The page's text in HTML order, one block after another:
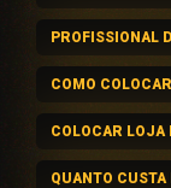
PROFISSIONAL
COMO
COLOCAR LOJA
QUANTO